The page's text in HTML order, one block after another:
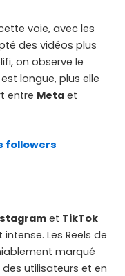
voie, avec les
des vidéos plus
on observe le
longue, plus elle
entre Meta et
followers
et TikTok
Les Reels de
marqué
utilisateurs et en